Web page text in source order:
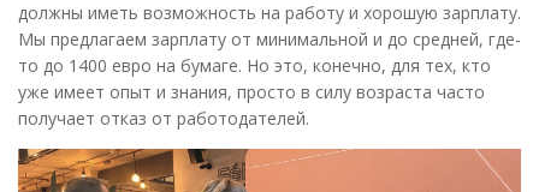
должны иметь возможность на работу и хорошую зарплату.
Мы предлагаем зарплату от минимальной и до средней, где-
то до 1400 евро на бумаге. Но это, конечно, для тех, кто
уже имеет опыт и знания, просто в силу возраста часто
получает отказ от работодателей.